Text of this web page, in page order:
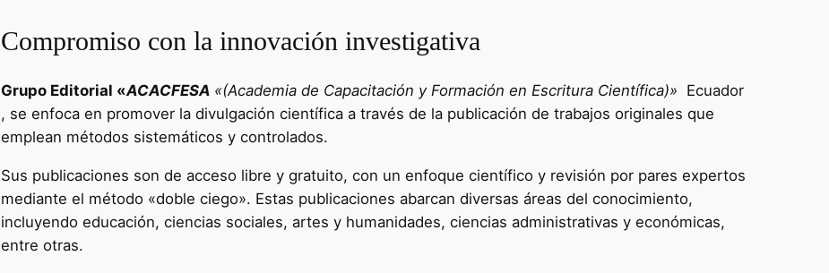
Compromiso con la innovación investigativa
Grupo Editorial «ACACFESA «(Academia de Capacitación y Formación en Escritura Científica)» Ecuador
, se enfoca en promover la divulgación científica a través de la publicación de trabajos originales que
emplean métodos sistemáticos y controlados.
Sus publicaciones son de acceso libre y gratuito, con un enfoque científico y revisión por pares expertos
mediante el método «doble ciego». Estas publicaciones abarcan diversas áreas del conocimiento,
incluyendo educación, ciencias sociales, artes y humanidades, ciencias administrativas y económicas,
entre otras.